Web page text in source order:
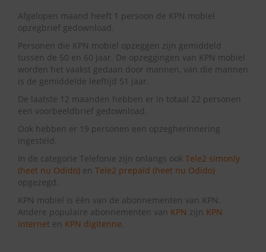
Afgelopen maand heeft 1 persoon de KPN mobiel
opzegbrief gedownload.
Personen die KPN mobiel opzeggen zijn gemiddeld
tussen de 50 en 60 jaar. De opzeggingen van KPN mobiel
worden het vaakst gedaan door mannen, van die mannen
is de gemiddelde leeftijd 51 jaar.
De laatste 12 maanden hebben er in totaal 22 personen
een voorbeeldbrief gedownload.
Ook hebben er 19 personen een opzegherinnering
ingesteld.
In de categorie Telefonie zijn onlangs ook Tele2 simonly
(heet nu Odido) en Tele2 prepaid (heet nu Odido)
opgezegd.
KPN mobiel is één van de abonnementen van KPN.
Andere populaire abonnementen van KPN zijn KPN
internet en KPN digitenne.